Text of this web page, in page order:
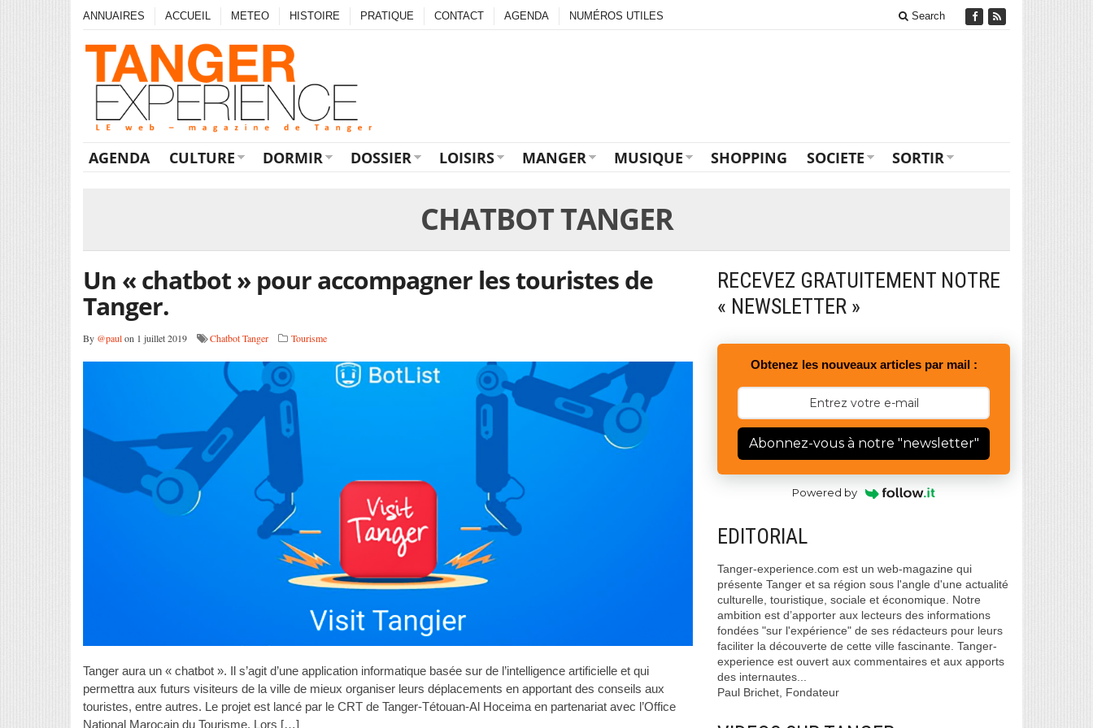
ANNUAIRES ACCUEIL METEO HISTOIRE PRATIQUE CONTACT AGENDA NUMÉROS UTILES Search
AGENDA CULTURE DORMIR DOSSIER LOISIRS MANGER MUSIQUE SHOPPING SOCIETE SORTIR
CHATBOT TANGER
Un « chatbot » pour accompagner les touristes de
Tanger.
By @paulon 1 juillet 2019 Chatbot Tanger Tourisme
Tanger aura un « chatbot ». Il s’agit d’une application informatique basée sur de l’intelligence artificielle et qui
permettra aux futurs visiteurs de la ville de mieux organiser leurs déplacements en apportant des conseils aux
touristes, entre autres. Le projet est lancé par le CRT de Tanger-Tétouan-Al Hoceima en partenariat avec l’Office
National Marocain du Tourisme. Lors […]
RECEVEZ GRATUITEMENT NOTRE
« NEWSLETTER »
Obtenez les nouveaux articles par mail :
Abonnez-vous à notre "newsletter"
Powered by
EDITORIAL
Tanger-experience.com est un web-magazine qui
présente Tanger et sa région sous l'angle d'une actualité
culturelle, touristique, sociale et économique. Notre
ambition est d’apporter aux lecteurs des informations
fondées "sur l'expérience" de ses rédacteurs pour leurs
faciliter la découverte de cette ville fascinante. Tanger-
experience est ouvert aux commentaires et aux apports
des internautes...
Paul Brichet, Fondateur